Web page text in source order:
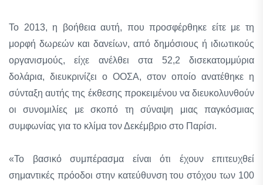
Το 2013, η βοήθεια αυτή, που προσφέρθηκε είτε με τη
μορφή δωρεών και δανείων, από δημόσιους ή ιδιωτικούς
οργανισμούς, είχε ανέλθει στα 52,2 δισεκατομμύρια
δολάρια, διευκρινίζει ο ΟΟΣΑ, στον οποίο ανατέθηκε η
σύνταξη αυτής της έκθεσης προκειμένου να διευκολυνθούν
οι συνομιλίες με σκοπό τη σύναψη μιας παγκόσμιας
συμφωνίας για το κλίμα τον Δεκέμβριο στο Παρίσι.
«Το βασικό συμπέρασμα είναι ότι έχουν επιτευχθεί
σημαντικές πρόοδοι στην κατεύθυνση του στόχου των 100